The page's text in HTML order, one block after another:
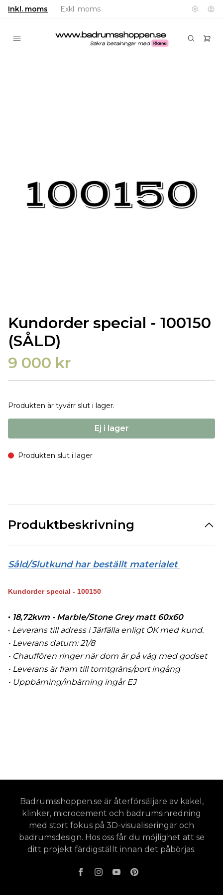
Inkl. moms Exkl. moms
Kundorder special - 100150
(SÅLD)
9 000 kr
Produkten är tyvärr slut i lager.
Ej i lager
Produkten slut i lager
Produktbeskrivning
Såld/Slutkund har beställt materialet
Kundorder special - 100150
• 18,72kvm - Marble/Stone Grey matt 60x60
• Leverans till adress i Järfälla enligt ÖK med kund.
• Leverans datum: 21/8
• Chauffören ringer när dom är på väg med godset
• Leverans är fram till tomtgräns/port ingång
• Uppbärning/inbärning ingår EJ
Badrumsshoppen.se är återförsäljare av kakel,
klinker, microcement och badrumsinredning
med stort fokus på 3D-visualiseringar och
badrumsdesign. Hos oss får du möjlighet att se
ditt projekt färdigställt innan det påbörjas.